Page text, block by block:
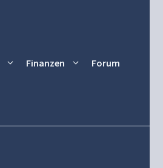
Finanzen Forum